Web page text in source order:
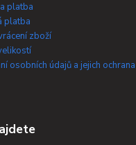
platba
platba
zboží
osobních údajů a jejich ochrana